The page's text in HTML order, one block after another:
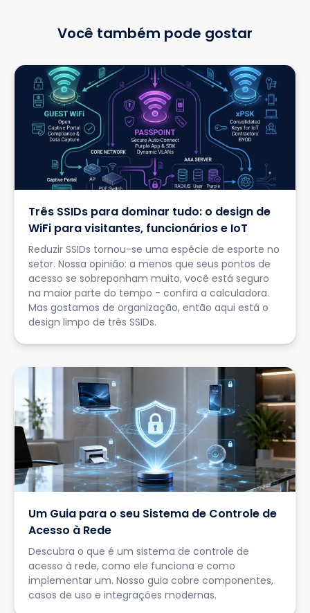
Você também pode gostar
Três SSIDs para dominar tudo: o design de
WiFi para visitantes, funcionários e IoT
Reduzir SSIDs tornou-se uma espécie de esporte no
setor. Nossa opinião: a menos que seus pontos de
acesso se sobreponham muito, você está seguro
na maior parte do tempo - confira a calculadora.
Mas gostamos de organização, então aqui está o
design limpo de três SSIDs.
Um Guia para o seu Sistema de Controle de
Acesso à Rede
Descubra o que é um sistema de controle de
acesso à rede, como ele funciona e como
implementar um. Nosso guia cobre componentes,
casos de uso e integrações modernas.